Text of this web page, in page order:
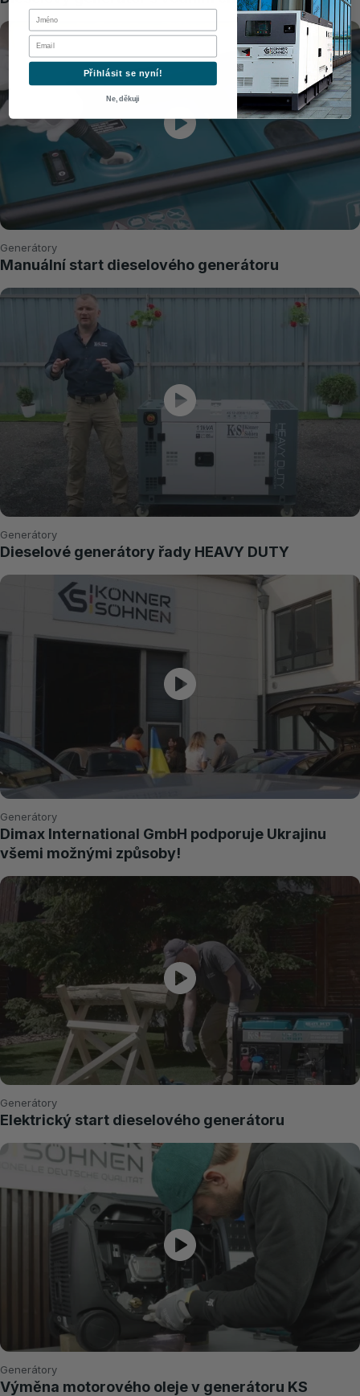
Generátory
Manuální start dieselového generátoru
Generátory
Dieselové generátory řady HEAVY DUTY
Generátory
Dimax International GmbH podporuje Ukrajinu
všemi možnými způsoby!
Generátory
Elektrický start dieselového generátoru
Generátory
Výměna motorového oleje v generátoru KS
First Name
Email
Přihlásit se nyní!
Ne, děkuji